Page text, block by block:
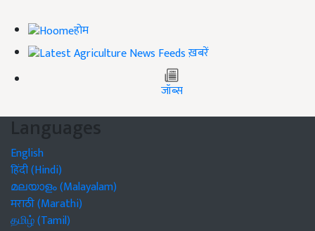
होम
ख़बरें
जॉब्स
Languages
English
हिंदी (Hindi)
മലയാളം (Malayalam)
मराठी (Marathi)
தமிழ் (Tamil)